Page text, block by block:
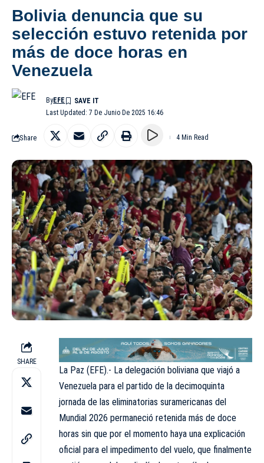
Bolivia denuncia que su
selección estuvo retenida por
más de doce horas en
Venezuela
Last Updated: 7 De Junio De 2025 16:46
ByEFE
Share 4 Min Read
SHARE
La Paz (EFE).- La delegación boliviana que viajó a
Venezuela para el partido de la decimoquinta
jornada de las eliminatorias suramericanas del
Mundial 2026 permaneció retenida más de doce
horas sin que por el momento haya una explicación
oficial para el impedimento del vuelo, que finalmente